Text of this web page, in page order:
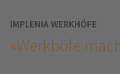
IMPLENIA WERKHÖFE
«Werkhöfe